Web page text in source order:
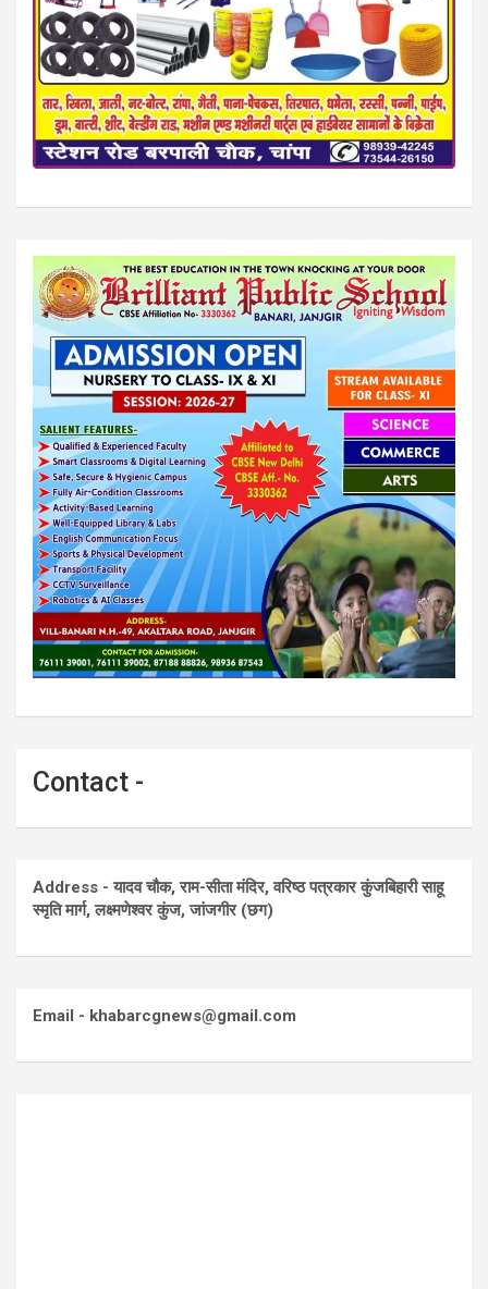
Contact -
Address - यादव चौक, राम-सीता मंदिर, वरिष्ठ पत्रकार कुंजबिहारी साहू
स्मृति मार्ग, लक्ष्मणेश्वर कुंज, जांजगीर (छग)
Email - khabarcgnews@gmail.com